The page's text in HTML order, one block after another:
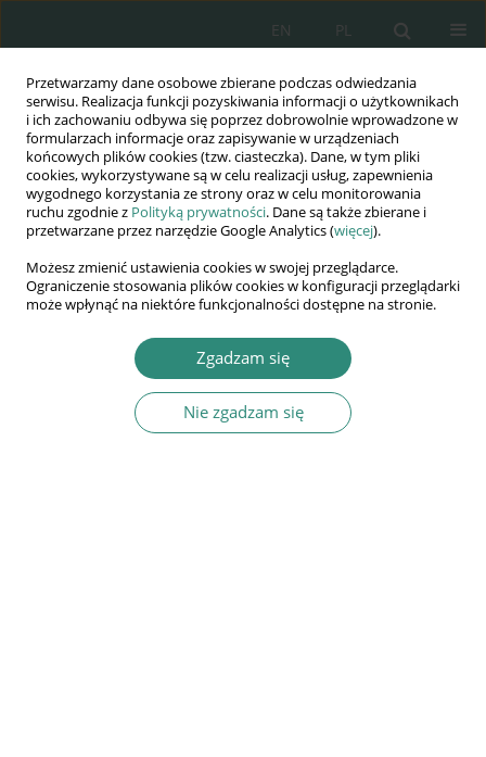
Przetwarzamy dane osobowe zbierane podczas odwiedzania
serwisu. Realizacja funkcji pozyskiwania informacji o użytkownikach
i ich zachowaniu odbywa się poprzez dobrowolnie wprowadzone w
formularzach informacje oraz zapisywanie w urządzeniach
końcowych plików cookies (tzw. ciasteczka). Dane, w tym pliki
cookies, wykorzystywane są w celu realizacji usług, zapewnienia
wygodnego korzystania ze strony oraz w celu monitorowania
ruchu zgodnie z Polityką prywatności. Dane są także zbierane i
przetwarzane przez narzędzie Google Analytics (więcej).
Możesz zmienić ustawienia cookies w swojej przeglądarce.
Ograniczenie stosowania plików cookies w konfiguracji przeglądarki
może wpłynąć na niektóre funkcjonalności dostępne na stronie.
Zgadzam się
Nie zgadzam się
PL
EN
Wydawnictwo
AWSGE
Akademia Nauk Stosowanych
WSGE
im. Alcide De Gasperi
Joanna Król-Mazurkiewicz
Wysoka jakość, dobra praktyka, zadowalające